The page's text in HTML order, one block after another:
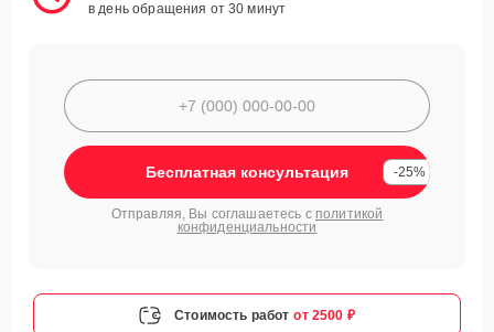
в день обращения от 30 минут
Бесплатная консультация -25%
Отправляя, Вы соглашаетесь с политикой
конфиденциальности
Стоимость работ от 2500 ₽